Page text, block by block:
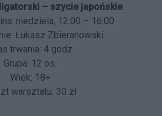
– szycie japońskie
niedziela, 12:00 – 16:00
Łukasz Zbieranowski
trwania: 4 godz.
Grupa: 12 os.
Wiek: 18+
warsztatu: 30 zł